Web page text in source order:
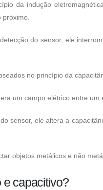
da indução
do sensor, ele
no princípio da
um campo elétrico entre um
sensor, ele altera a
objetos metálicos e não
e capacitivo?